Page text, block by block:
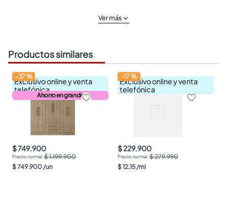
Ver más
Productos similares
Exclusivo online y venta
telefónica
Ahorro en grande
-37%
$ 749.900
$ 1.199.900
$749.900 /un
Exclusivo online y venta
telefónica
-17%
$ 229.900
$ 279.990
$12,15 /ml